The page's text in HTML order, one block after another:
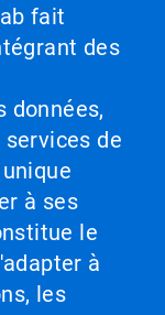
fait
des
données,
services de
à ses
le
à
les